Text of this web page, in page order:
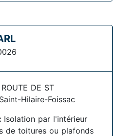
DE ST
Hilaire-Foissac
Isolation par l'intérieur
de toitures ou plafonds